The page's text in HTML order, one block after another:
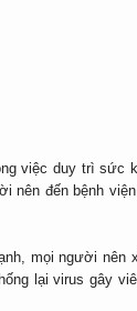
việc duy trì sức
nên đến bệnh
mọi người
lại virus gây